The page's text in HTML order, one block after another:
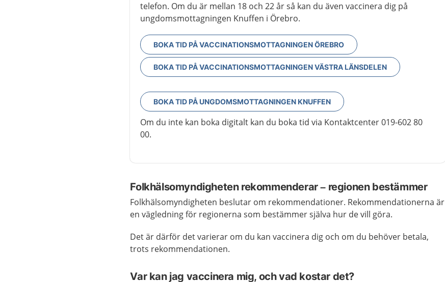
telefon. Om du är mellan 18 och 22 år så kan du även vaccinera dig på
ungdomsmottagningen Knuffen i Örebro.
BOKA TID PÅ VACCINATIONSMOTTAGNINGEN ÖREBRO
BOKA TID PÅ VACCINATIONSMOTTAGNINGEN VÄSTRA LÄNSDELEN
BOKA TID PÅ UNGDOMSMOTTAGNINGEN KNUFFEN
Om du inte kan boka digitalt kan du boka tid via Kontaktcenter 019-602 80
00.
Folkhälsomyndigheten rekommenderar – regionen bestämmer
Folkhälsomyndigheten beslutar om rekommendationer. Rekommendationerna är
en vägledning för regionerna som bestämmer själva hur de vill göra.
Det är därför det varierar om du kan vaccinera dig och om du behöver betala,
trots rekommendationen.
Var kan jag vaccinera mig, och vad kostar det?